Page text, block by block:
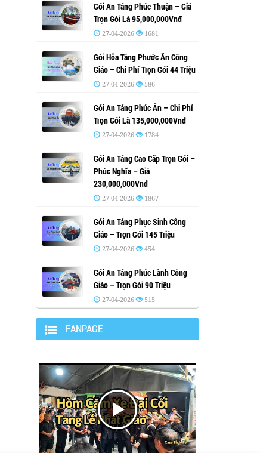
Gói An Táng Phúc Thuận – Giá
Trọn Gói Là 95,000,000Vnđ
27-04-2026 1681
Gói Hỏa Táng Phước Ân Công
Giáo – Chi Phí Trọn Gói 44 Triệu
27-04-2026 586
Gói An Táng Phúc Ân – Chi Phí
Trọn Gói Là 135,000,000Vnđ
27-04-2026 1784
Gói An Táng Cao Cấp Trọn Gói –
Phúc Nghĩa – Giá
230,000,000Vnđ
27-04-2026 1867
Gói An Táng Phục Sinh Công
Giáo – Trọn Gói 145 Triệu
27-04-2026 454
Gói An Táng Phúc Lành Công
Giáo – Trọn Gói 90 Triệu
27-04-2026 515
FANPAGE